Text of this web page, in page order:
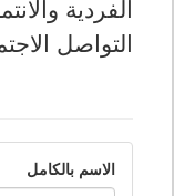
الفردية
التواصل
الاسم بالكامل